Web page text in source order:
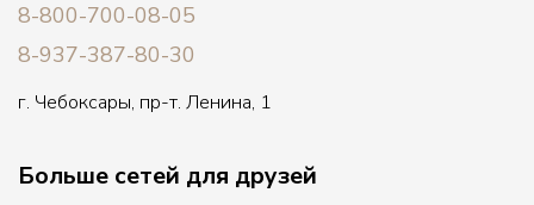
8-800-700-08-05
8-937-387-80-30
г. Чебоксары, пр-т. Ленина, 1
Больше сетей для друзей